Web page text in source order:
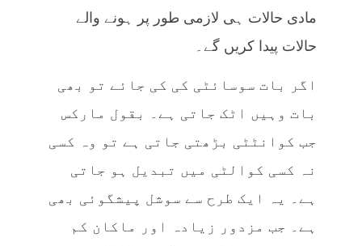
مادی حالات ہی لازمی طور پر ہونے والے
حالات پیدا کریں گے۔
اگر بات سوسائٹی کی کی جائے تو بھی
بات وہیں اٹک جاتی ہے۔ بقول مارکس
جب کوانٹٹی بڑھتی جاتی ہے تو وہ کسی
نہ کسی کوالٹی میں تبدیل ہو جاتی
ہے۔ یہ ایک طرح سے سوشل پیشگوئی بھی
ہے۔ جب مزدور زیادہ اور ماکان کم